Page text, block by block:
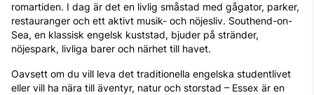
romartiden. I dag är det en livlig småstad med gågator, parker,
restauranger och ett aktivt musik- och nöjesliv. Southend-on-
Sea, en klassisk engelsk kuststad, bjuder på stränder,
nöjespark, livliga barer och närhet till havet.
Oavsett om du vill leva det traditionella engelska studentlivet
eller vill ha nära till äventyr, natur och storstad – Essex är en